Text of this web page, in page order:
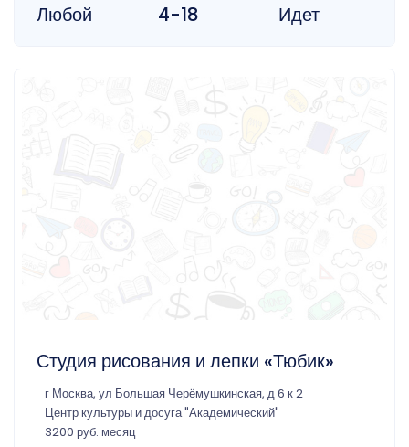
Любой 4-18 Идет
Студия рисования и лепки «Тюбик»
г Москва, ул Большая Черёмушкинская, д 6 к 2
Центр культуры и досуга "Академический"
3200 руб. месяц